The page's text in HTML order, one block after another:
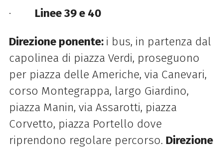
· Linee 39 e 40
Direzione ponente: i bus, in partenza dal
capolinea di piazza Verdi, proseguono
per piazza delle Americhe, via Canevari,
corso Montegrappa, largo Giardino,
piazza Manin, via Assarotti, piazza
Corvetto, piazza Portello dove
riprendono regolare percorso. Direzione